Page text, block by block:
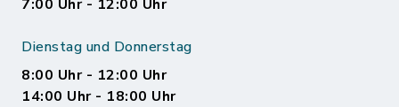
7:00 Uhr - 12:00 Uhr
Dienstag und Donnerstag
8:00 Uhr - 12:00 Uhr
14:00 Uhr - 18:00 Uhr